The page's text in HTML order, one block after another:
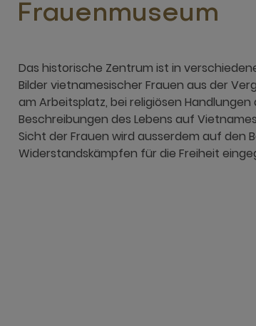
Frauenmuseum
Das historische Zentrum ist in
Bilder vietnamesischer Frauen aus der
am Arbeitsplatz, bei religiösen
Beschreibungen des Lebens auf
Sicht der Frauen wird ausserdem auf den
Widerstandskämpfen für die Freiheit